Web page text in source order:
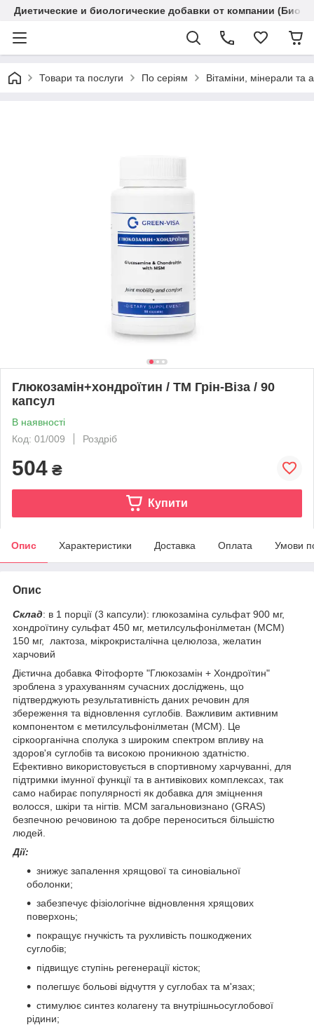
Диетические и биологические добавки от компании
Товари та послуги По серіям Вітаміни, мінерали та
Глюкозамін+хондроїтин / ТМ Грін-Віза / 90
капсул
В наявності
Код: 01/009
Роздріб
504 ₴
Купити
Опис Характеристики Доставка Оплата Умови
Опис
Склад: в 1 порції (3 капсули): глюкозаміна сульфат 900 мг,
хондроїтину сульфат 450 мг, метилсульфонілметан (МСМ)
150 мг, лактоза, мікрокристалічна целюлоза, желатин
харчовий
Дієтична добавка Фітофорте "Глюкозамін + Хондроїтин"
зроблена з урахуванням сучасних досліджень, що
підтверджують результативність даних речовин для
збереження та відновлення суглобів. Важливим активним
компонентом є метилсульфонілметан (МСМ). Це
сіркоорганічна сполука з широким спектром впливу на
здоров'я суглобів та високою проникною здатністю.
Ефективно використовується в спортивному харчуванні, для
підтримки імунної функції та в антивікових комплексах, так
само набирає популярності як добавка для зміцнення
волосся, шкіри та нігтів. МСМ загальновизнано (GRAS)
безпечною речовиною та добре переноситься більшістю
людей.
Дії:
знижує запалення хрящової та синовіальної
оболонки;
забезпечує фізіологічне відновлення хрящових
поверхонь;
покращує гнучкість та рухливість пошкоджених
суглобів;
підвищує ступінь регенерації кісток;
полегшує больові відчуття у суглобах та м'язах;
стимулює синтез колагену та внутрішньосуглобової
рідини;